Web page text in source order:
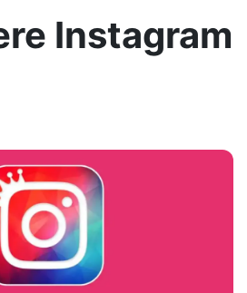
Instagram